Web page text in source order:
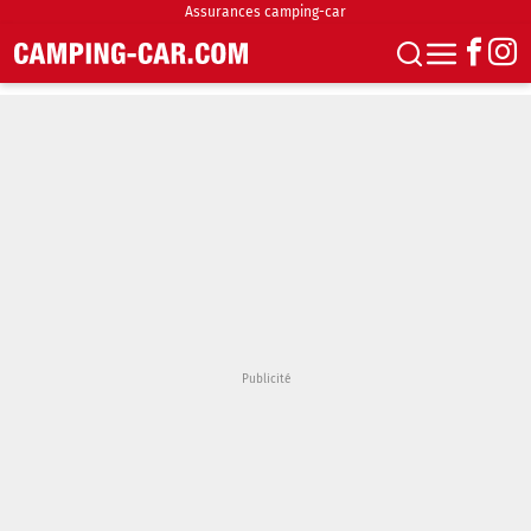
Assurances camping-car